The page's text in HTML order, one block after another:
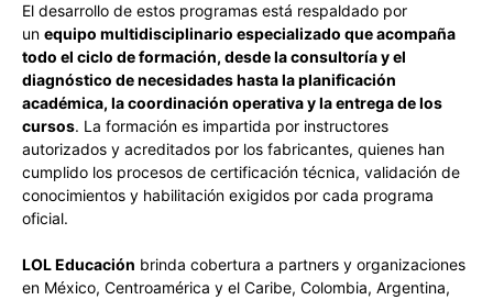
El desarrollo de estos programas está respaldado por
un equipo multidisciplinario especializado que acompaña
todo el ciclo de formación, desde la consultoría y el
diagnóstico de necesidades hasta la planificación
académica, la coordinación operativa y la entrega de los
cursos. La formación es impartida por instructores
autorizados y acreditados por los fabricantes, quienes han
cumplido los procesos de certificación técnica, validación de
conocimientos y habilitación exigidos por cada programa
oficial.
LOL Educación brinda cobertura a partners y organizaciones
en México, Centroamérica y el Caribe, Colombia, Argentina,